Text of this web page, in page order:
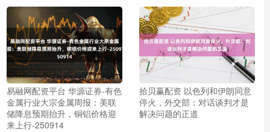
易融网配资平台 华源证券-有色
金属行业大宗金属周报：美联
储降息预期抬升，铜铝价格迎
来上行-250914
拾贝赢配资 以色列和伊朗同意
停火，外交部：对话谈判才是
解决问题的正道